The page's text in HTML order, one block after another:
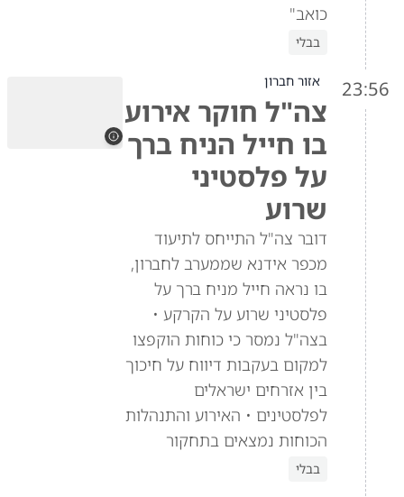
כואב"
בבלי
23:56 אזור חברון
צה"ל חוקר אירוע
בו חייל הניח ברך
על פלסטיני
שרוע
דובר צה"ל התייחס לתיעוד
מכפר אידנא שממערב לחברון,
בו נראה חייל מניח ברך על
פלסטיני שרוע על הקרקע •
בצה"ל נמסר כי כוחות הוקפצו
למקום בעקבות דיווח על חיכוך
בין אזרחים ישראלים
לפלסטינים • האירוע והתנהלות
הכוחות נמצאים בתחקור
בבלי